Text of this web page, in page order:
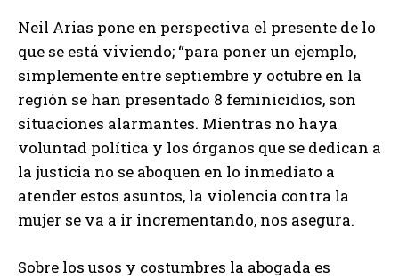
Neil Arias pone en perspectiva el presente de lo
que se está viviendo; “para poner un ejemplo,
simplemente entre septiembre y octubre en la
región se han presentado 8 feminicidios, son
situaciones alarmantes. Mientras no haya
voluntad política y los órganos que se dedican a
la justicia no se aboquen en lo inmediato a
atender estos asuntos, la violencia contra la
mujer se va a ir incrementando, nos asegura.
Sobre los usos y costumbres la abogada es